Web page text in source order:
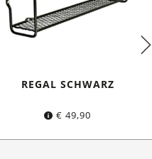
REGAL SCHWARZ
€ 49,90